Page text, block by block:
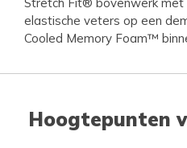
elastische veters op een
Cooled Memory Foam™
Hoogtepunten